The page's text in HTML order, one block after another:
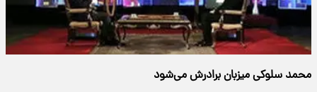
محمد سلوکی میزبان برادرش می‌شود